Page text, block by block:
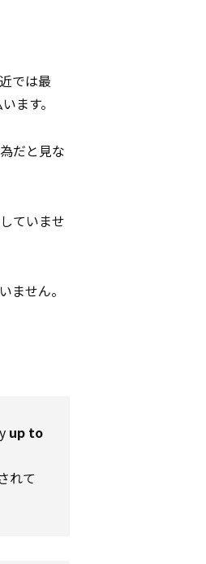
では最
ます。
だと見な
ていませ
ません。
up to
れて